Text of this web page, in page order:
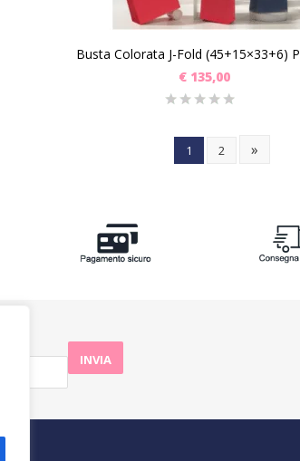
Busta Colorata J-Fold (45+15×33+6)
€135,00
1 2 »